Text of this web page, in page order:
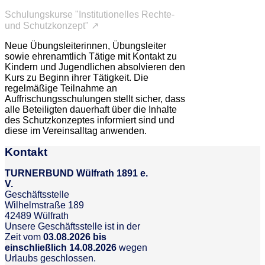
Schulungskurse "Institutionelles Rechte-
und Schutzkonzept" ↗
Neue Übungsleiterinnen, Übungsleiter
sowie ehrenamtlich Tätige mit Kontakt zu
Kindern und Jugendlichen absolvieren den
Kurs zu Beginn ihrer Tätigkeit. Die
regelmäßige Teilnahme an
Auffrischungsschulungen stellt sicher, dass
alle Beteiligten dauerhaft über die Inhalte
des Schutzkonzeptes informiert sind und
diese im Vereinsalltag anwenden.
Kontakt
TURNERBUND Wülfrath 1891 e.
V.
Geschäftsstelle
Wilhelmstraße 189
42489 Wülfrath
Unsere Geschäftsstelle ist in der
Zeit vom 03.08.2026 bis
einschließlich 14.08.2026 wegen
Urlaubs geschlossen.